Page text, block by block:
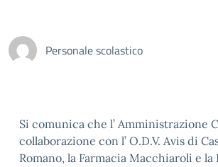
Personale scolastico
Si comunica che l’ Amministrazione
collaborazione con l’ O.D.V. Avis di
Romano, la Farmacia Macchiaroli e